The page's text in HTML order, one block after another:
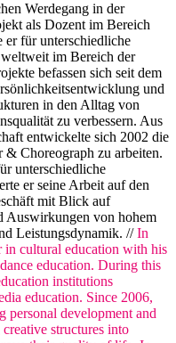
Werdegang in der
als Dozent im Bereich
er für unterschiedliche
im Bereich der
befassen sich seit dem
und
in den Alltag von
zu verbessern. Aus
entwickelte sich 2002 die
Choreograph zu arbeiten.
unterschiedliche
er seine Arbeit auf den
mit Blick auf
Auswirkungen von hohem
Leistungsdynamik. //In
in cultural education with his
education. During this
institutions
education. Since 2006,
personal development and
structures into